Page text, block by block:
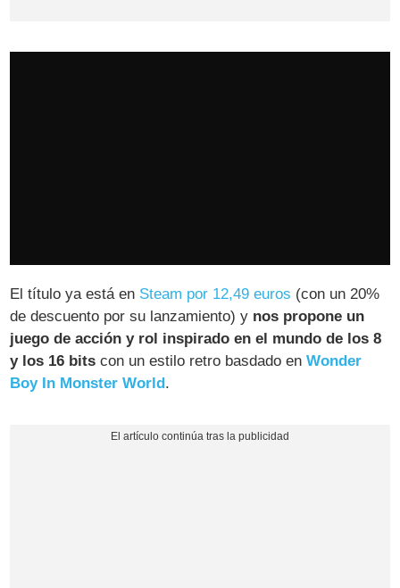
El título ya está en Steam por 12,49 euros (con un 20%
de descuento por su lanzamiento) y nos propone un
juego de acción y rol inspirado en el mundo de los 8
y los 16 bits con un estilo retro basdado enWonder
Boy In Monster World .